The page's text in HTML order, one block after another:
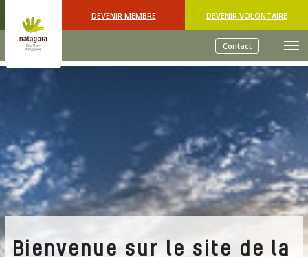
DEVENIR MEMBRE DEVENIR VOLONTAIRE
Contact
Bienvenue sur le site de la